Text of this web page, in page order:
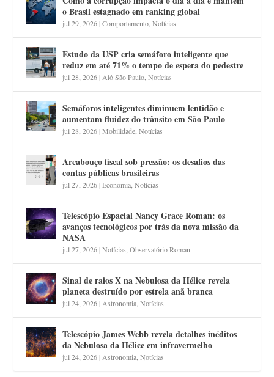
o Brasil estagnado em ranking global
jul 29, 2026|Comportamento ,Notícias
Estudo da USP cria semáforo inteligente que
reduz em até 71% o tempo de espera do pedestre
jul 28, 2026| Alô São Paulo ,Notícias
Semáforos inteligentes diminuem lentidão e
aumentam fluidez do trânsito em São Paulo
jul 28, 2026|Mobilidade ,Notícias
Arcabouço fiscal sob pressão: os desafios das
contas públicas brasileiras
jul 27, 2026|Economia ,Notícias
Telescópio Espacial Nancy Grace Roman: os
avanços tecnológicos por trás da nova missão da
NASA
jul 27, 2026|Notícias ,Observatório Roman
Sinal de raios X na Nebulosa da Hélice revela
planeta destruído por estrela anã branca
jul 24, 2026| Astronomia ,Notícias
Telescópio James Webb revela detalhes inéditos
da Nebulosa da Hélice em infravermelho
jul 24, 2026| Astronomia ,Notícias